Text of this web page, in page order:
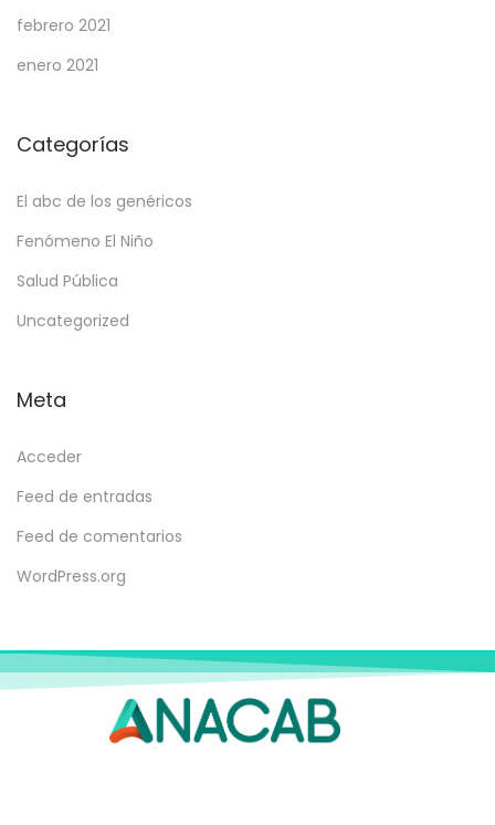
febrero 2021
enero 2021
Categorías
El abc de los genéricos
Fenómeno El Niño
Salud Pública
Uncategorized
Meta
Acceder
Feed de entradas
Feed de comentarios
WordPress.org